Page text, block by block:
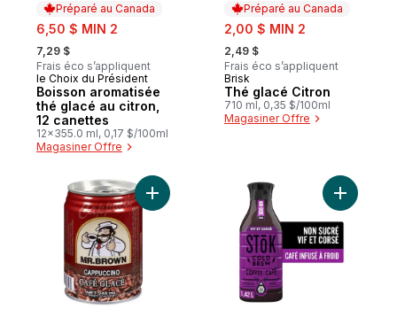
Préparé au Canada
sale:
6,50 $ MIN 2
, formerly:
7,29 $
Frais éco s’appliquent
Préparé au Canada
le Choix du Président
Boisson aromatisée
thé glacé au citron,
12 canettes
12x355.0 ml, 0,17 $/100ml
Magasiner Offre
Préparé au Canada
sale:
2,00 $ MIN 2
, formerly:
2,49 $
Frais éco s’appliquent
Préparé au Canada
Brisk
Thé glacé Citron
710 ml, 0,35 $/100ml
Magasiner Offre
Ajouter Café glacé cappuccino au panier
Ajouter